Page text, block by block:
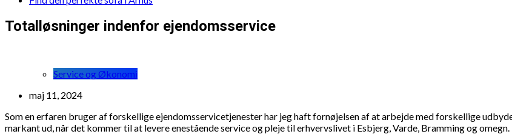
Totalløsninger indenfor ejendomsservice
Service og Økonomi
maj 11, 2024
Som en erfaren bruger af forskellige ejendomsservicetjenester har jeg haft fornøjelsen af at arbejde med forskellige
markant ud, når det kommer til at levere enestående service og pleje til erhvervslivet i Esbjerg, Varde, Bramming og omegn.